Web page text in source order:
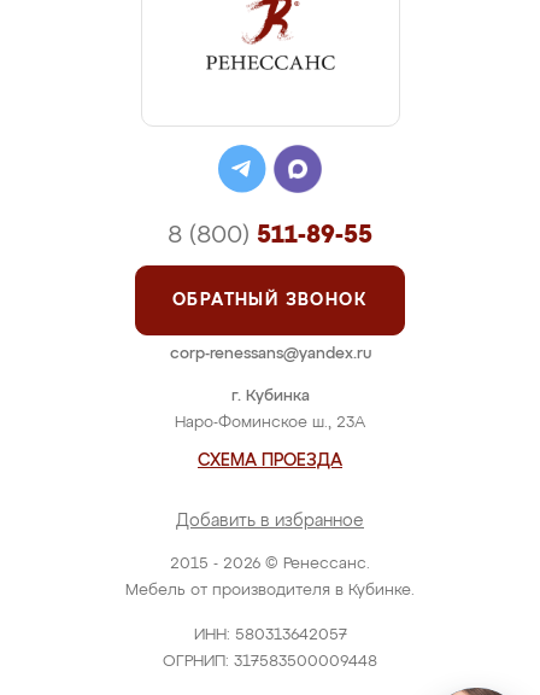
2015 - 2026 © Ренессанс.
Мебель от производителя в Кубинке.
ИНН: 580313642057
ОГРНИП: 317583500009448
г. Кубинка
Наро-Фоминское ш., 23А
СХЕМА ПРОЕЗДА
Добавить в избранное
8 (800) 511-89-55
ОБРАТНЫЙ ЗВОНОК
corp-renessans@yandex.ru